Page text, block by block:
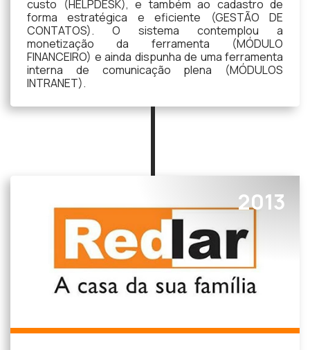
custo (HELPDESK), e também ao cadastro de
forma estratégica e eficiente (GESTÃO DE
CONTATOS). O sistema contemplou a
monetização da ferramenta (MÓDULO
FINANCEIRO) e ainda dispunha de uma ferramenta
interna de comunicação plena (MÓDULOS
INTRANET).
2013